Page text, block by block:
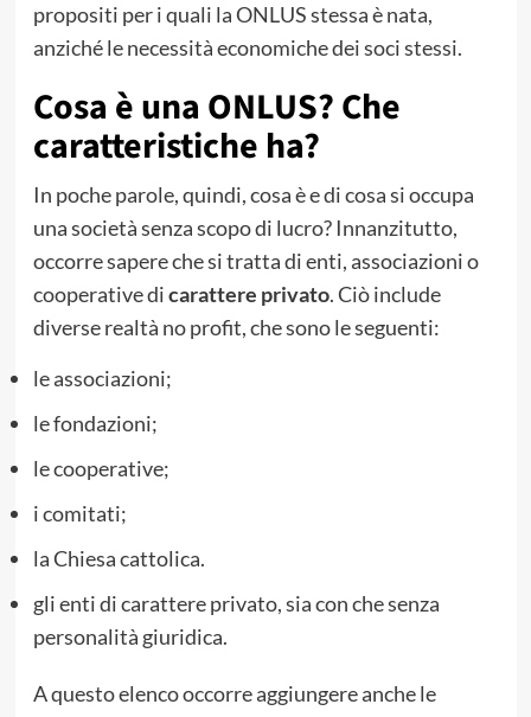
propositi per i quali la ONLUS stessa è nata,
anziché le necessità economiche dei soci stessi.
Cosa è una ONLUS? Che
caratteristiche ha?
In poche parole, quindi, cosa è e di cosa si occupa
una società senza scopo di lucro? Innanzitutto,
occorre sapere che si tratta di enti, associazioni o
cooperative dicarattere privato. Ciò include
diverse realtà no profit, che sono le seguenti:
le associazioni;
le fondazioni;
le cooperative;
i comitati;
la Chiesa cattolica.
gli enti di carattere privato, sia con che senza
personalità giuridica.
A questo elenco occorre aggiungere anche le